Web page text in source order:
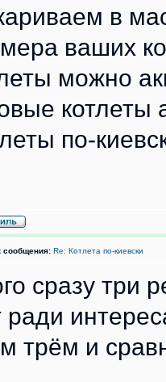
в
ваших
можно
котлеты
по-
сообщения: Re: Котлета по-киевски
сразу три
ради
трём и